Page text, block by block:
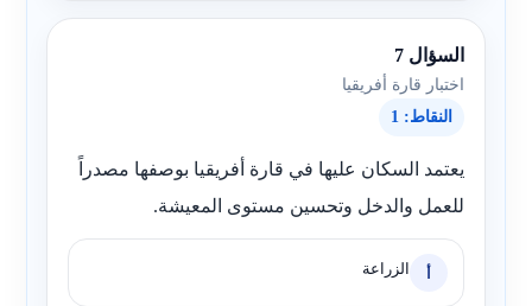
السؤال 7
اختبار قارة أفريقيا
النقاط: 1
يعتمد السكان عليها في قارة أفريقيا بوصفها مصدراً
للعمل والدخل وتحسين مستوى المعيشة.
أ الزراعة